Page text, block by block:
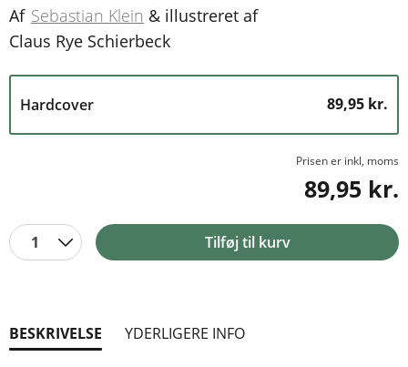
Af Sebastian Klein & illustreret af
Claus Rye Schierbeck
Hardcover 89,95 kr.
Prisen er inkl, moms
89,95 kr.
1 Tilføj til kurv
BESKRIVELSE YDERLIGERE INFO